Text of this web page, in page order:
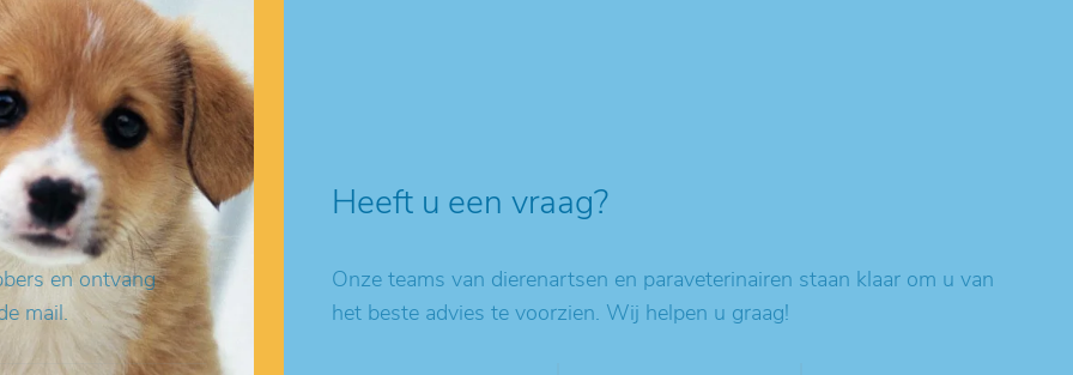
en ontvang
mail.
Heeft u een vraag?
Onze teams van dierenartsen en paraveterinairen staan klaar om u van
het beste advies te voorzien. Wij helpen u graag!